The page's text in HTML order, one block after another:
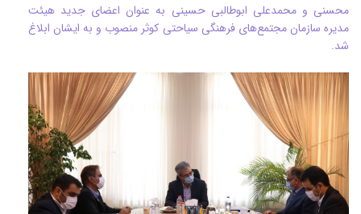
محسنی و محمدعلی ابوطالبی حسینی به عنوان اعضای جدید هیئت
مدیره سازمان مجتمع‌های فرهنگی سیاحتی کوثر منصوب و به ایشان ابلاغ
شد.